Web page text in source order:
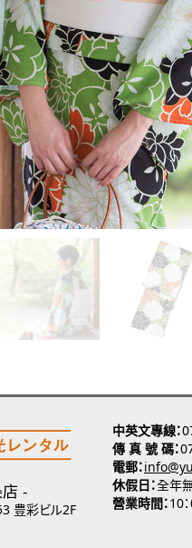
中英文專線
傳 真 號 碼
電郵
休假日 全年
營業時間 10
豊彩ビル2F